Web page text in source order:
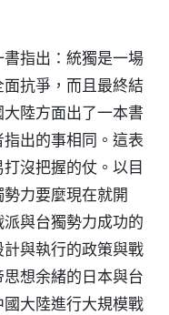
指出：統獨是一場
抗爭，而且最終結
陸方面出了一本書
指出的事相同。這表
沒把握的仗。以目
力要麼現在就開
與台獨勢力成功的
與執行的政策與戰
想余緒的日本與台
大陸進行大規模戰